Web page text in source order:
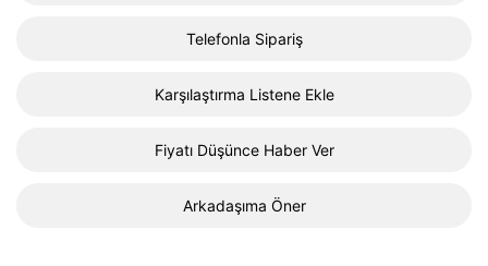
Telefonla Sipariş
Karşılaştırma Listene Ekle
Fiyatı Düşünce Haber Ver
Arkadaşıma Öner